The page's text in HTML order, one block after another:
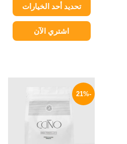
تحديد أحد الخياراتالمنتج
اشتري الآن
-21%
470 EGP.
369 EGP.